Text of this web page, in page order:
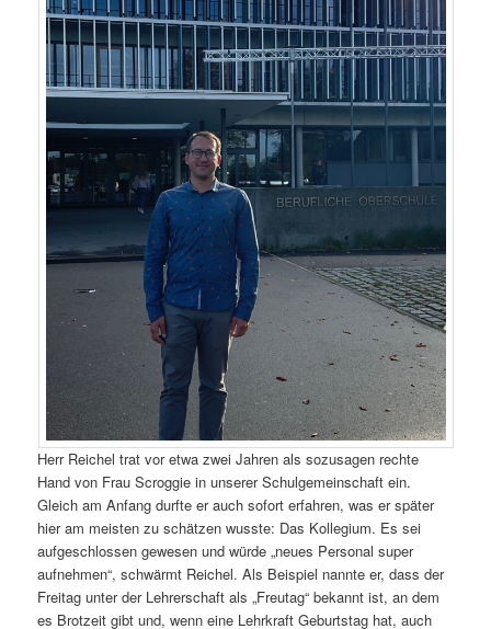
Herr Reichel trat vor etwa zwei Jahren als sozusagen rechte
Hand von Frau Scroggie in unserer Schulgemeinschaft ein.
Gleich am Anfang durfte er auch sofort erfahren, was er später
hier am meisten zu schätzen wusste: Das Kollegium. Es sei
aufgeschlossen gewesen und würde „neues Personal super
aufnehmen“, schwärmt Reichel. Als Beispiel nannte er, dass der
Freitag unter der Lehrerschaft als „Freutag“ bekannt ist, an dem
es Brotzeit gibt und, wenn eine Lehrkraft Geburtstag hat, auch